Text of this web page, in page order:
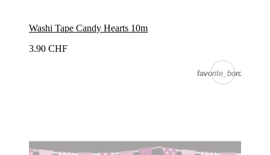
Washi Tape Candy Hearts 10m
3.90 CHF
favorite_border
favorite_border